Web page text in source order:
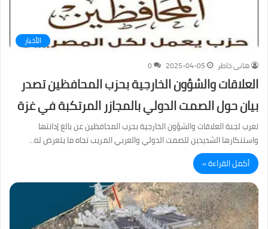
الأخبار
هانى خاطر
2025-04-05
0
العلاقات والشؤون الخارجية بحزب المحافظين تصدر
بيان حول الصمت الدولي بالمجازر المرتكبة في غزة
تعرب لجنة العلاقات والشؤون الخارجية بحزب المحافظين عن بالغ إدانتها
واستنكارها الشديدين للصمت الدولي والعربي المريب تجاه ما يتعرض له…
أكمل القراءة »